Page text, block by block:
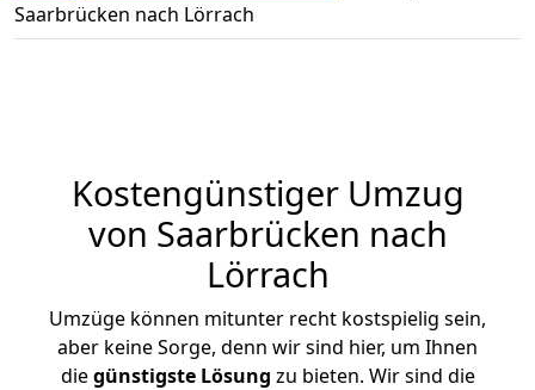
Saarbrücken nach Lörrach
Kostengünstiger Umzug
von Saarbrücken nach
Lörrach
Umzüge können mitunter recht kostspielig sein,
aber keine Sorge, denn wir sind hier, um Ihnen
diegünstigste Lösung zu bieten. Wir sind die